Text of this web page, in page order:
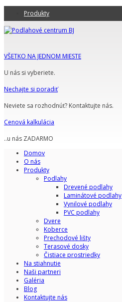
Produkty
VŠETKO NA JEDNOM MIESTE
U nás si vyberiete.
Nechajte si poradiť
Neviete sa rozhodnúť? Kontaktujte nás.
Cenová kalkulácia
..u nás ZADARMO
Domov
O nás
Produkty
Podlahy
Drevené podlahy
Laminátové podlahy
Vynilové podlahy
PVC podlahy
Dvere
Koberce
Prechodové lišty
Terasové dosky
Čistiace prostriedky
Na stiahnutie
Naši partneri
Galéria
Blog
Kontaktujte nás